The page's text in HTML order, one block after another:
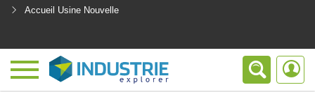
Accueil Usine Nouvelle